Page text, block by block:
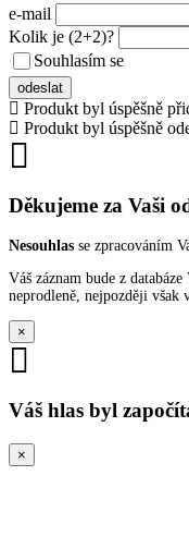
e-mail
Kolik je (2+2)?
Souhlasím se
odeslat
Produkt byl úspěšně
Produkt byl úspěšně
Děkujeme za Vaši
Nesouhlas se zpracováním
Váš záznam bude z
neprodleně, nejpozději však
×
Váš hlas byl
×